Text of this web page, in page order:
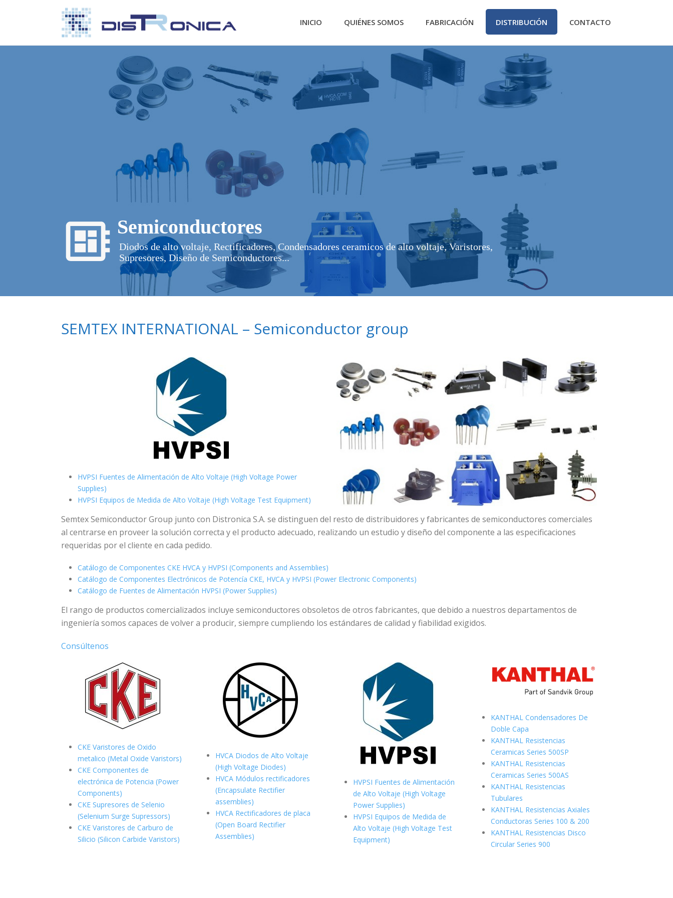
INICIO QUIÉNES SOMOS FABRICACIÓN DISTRIBUCIÓN CONTACTO
Semiconductores
Diodos de alto voltaje, Rectificadores, Condensadores ceramicos de alto voltaje, Varistores,
Supresores, Diseño de Semiconductores...
SEMTEX INTERNATIONAL – Semiconductor group
HVPSI Fuentes de Alimentación de Alto Voltaje (High Voltage Power
Supplies)
HVPSI Equipos de Medida de Alto Voltaje (High Voltage Test Equipment)
Semtex Semiconductor Group junto con Distronica S.A. se distinguen del resto de distribuidores y fabricantes de semiconductores comerciales
al centrarse en proveer la solución correcta y el producto adecuado, realizando un estudio y diseño del componente a las especificaciones
requeridas por el cliente en cada pedido.
Catálogo de Componentes CKE HVCA y HVPSI (Components and Assemblies)
Catálogo de Componentes Electrónicos de Potencía CKE, HVCA y HVPSI (Power Electronic Components)
Catálogo de Fuentes de Alimentación HVPSI (Power Supplies)
El rango de productos comercializados incluye semiconductores obsoletos de otros fabricantes, que debido a nuestros departamentos de
ingeniería somos capaces de volver a producir, siempre cumpliendo los estándares de calidad y fiabilidad exigidos.
Consúltenos
CKE Varistores de Oxido
metalico (Metal Oxide Varistors)
CKE Componentes de
electrónica de Potencia (Power
Components)
CKE Supresores de Selenio
(Selenium Surge Supressors)
CKE Varistores de Carburo de
Silicio (Silicon Carbide Varistors)
HVCA Diodos de Alto Voltaje
(High Voltage Diodes)
HVCA Módulos rectificadores
(Encapsulate Rectifier
assemblies)
HVCA Rectificadores de placa
(Open Board Rectifier
Assemblies)
HVPSI Fuentes de Alimentación
de Alto Voltaje (High Voltage
Power Supplies)
HVPSI Equipos de Medida de
Alto Voltaje (High Voltage Test
Equipment)
KANTHAL Condensadores De
Doble Capa
KANTHAL Resistencias
Ceramicas Series 500SP
KANTHAL Resistencias
Ceramicas Series 500AS
KANTHAL Resistencias
Tubulares
KANTHAL Resistencias Axiales
Conductoras Series 100 & 200
KANTHAL Resistencias Disco
Circular Series 900